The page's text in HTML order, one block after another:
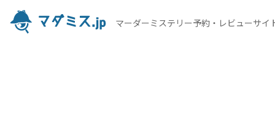
マーダーミステリー予約・レビューサイ